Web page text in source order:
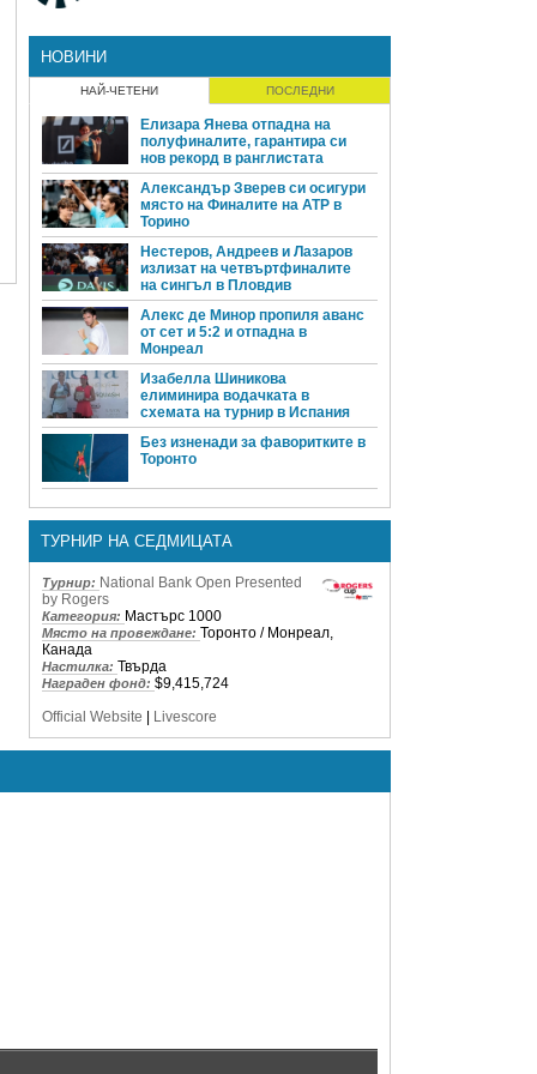
НОВИНИ
НАЙ-ЧЕТЕНИ ПОСЛЕДНИ
Елизара Янева отпадна на
полуфиналите, гарантира си
нов рекорд в ранглистата
Александър Зверев си осигури
място на Финалите на ATP в
Торино
Нестеров, Андреев и Лазаров
излизат на четвъртфиналите
на сингъл в Пловдив
Алекс де Минор пропиля аванс
от сет и 5:2 и отпадна в
Монреал
Изабелла Шиникова
елиминира водачката в
схемата на турнир в Испания
Без изненади за фаворитките в
Торонто
ТУРНИР НА СЕДМИЦАТА
Турнир: National Bank Open Presented
by Rogers
Категория: Мастърс 1000
Място на провеждане: Торонто / Монреал,
Канада
Настилка: Твърда
Награден фонд: $9,415,724
Official Website
Livescore